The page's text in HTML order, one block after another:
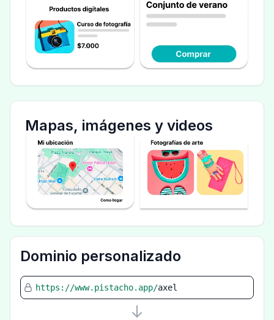
Mapas, imágenes y videos
Dominio personalizado
https://www.pistacho.app/axel